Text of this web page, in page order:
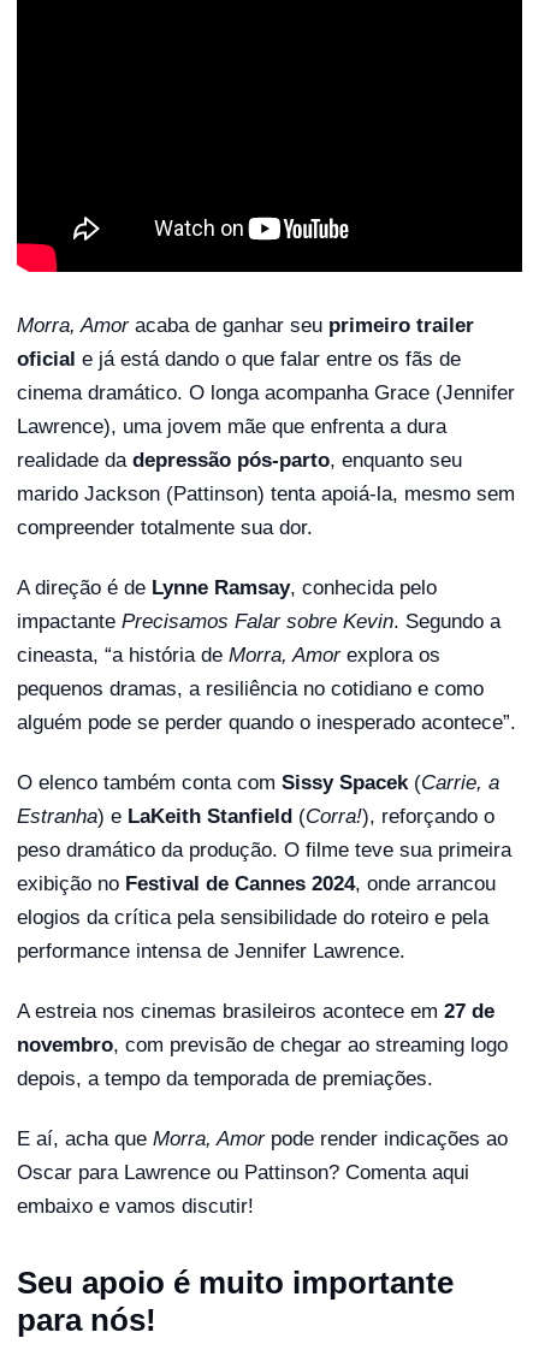
Morra, Amoracaba de ganhar seu primeiro trailer
oficial e já está dando o que falar entre os fãs de
cinema dramático. O longa acompanha Grace (Jennifer
Lawrence), uma jovem mãe que enfrenta a dura
realidade da depressão pós-parto, enquanto seu
marido Jackson (Pattinson) tenta apoiá-la, mesmo sem
compreender totalmente sua dor.
A direção é de Lynne Ramsay, conhecida pelo
impactante Precisamos Falar sobre Kevin. Segundo a
cineasta, “a história de Morra, Amorexplora os
pequenos dramas, a resiliência no cotidiano e como
alguém pode se perder quando o inesperado acontece”.
O elenco também conta com Sissy Spacek(Carrie, a
Estranha) e LaKeith Stanfield (Corra!), reforçando o
peso dramático da produção. O filme teve sua primeira
exibição no Festival de Cannes 2024, onde arrancou
elogios da crítica pela sensibilidade do roteiro e pela
performance intensa de Jennifer Lawrence.
A estreia nos cinemas brasileiros acontece em 27 de
novembro, com previsão de chegar ao streaming logo
depois, a tempo da temporada de premiações.
E aí, acha que Morra, Amorpode render indicações ao
Oscar para Lawrence ou Pattinson? Comenta aqui
embaixo e vamos discutir!
Seu apoio é muito importante
para nós!